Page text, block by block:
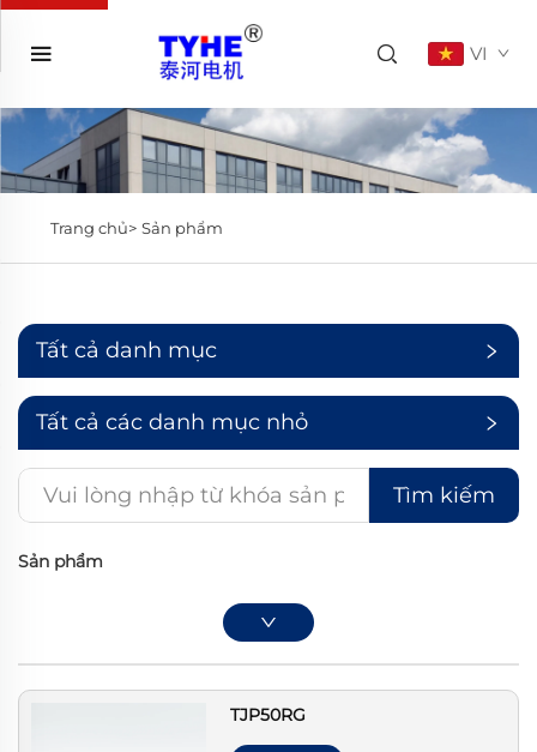
VI
Trang chủ> Sản phẩm
Tất cả danh mục
Tất cả các danh mục nhỏ
Tìm kiếm
Sản phẩm
TJP50RG